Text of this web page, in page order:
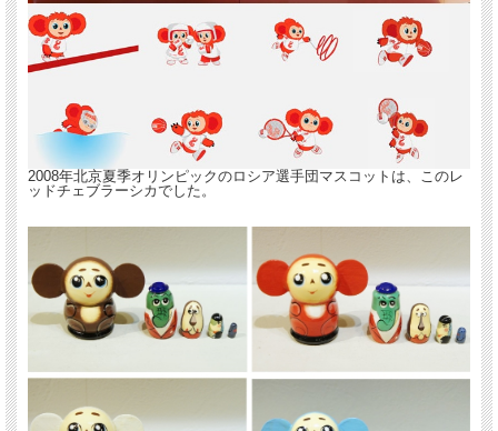
2008年北京夏季オリンピックのロシア選手団マスコットは、このレ
ッドチェブラーシカでした。